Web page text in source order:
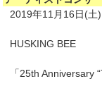
2019年11月16日(土)
HUSKING BEE
「25th Anniversary